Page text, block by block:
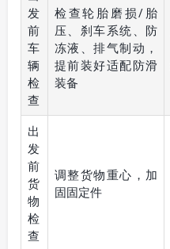
发
前
车
辆
检
查
检查轮胎磨损/胎
压、刹车系统、防
冻液、排气制动，
提前装好适配防滑
装备
出
发
前
货
物
检
查
调整货物重心，加
固固定件